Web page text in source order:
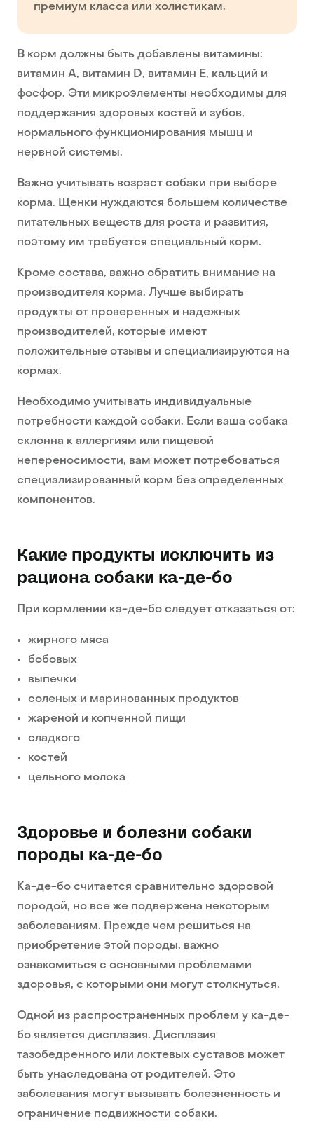
премиум класса или холистикам.
В корм должны быть добавлены витамины:
витамин А, витамин D, витамин E, кальций и
фосфор. Эти микроэлементы необходимы для
поддержания здоровых костей и зубов,
нормального функционирования мышц и
нервной системы.
Важно учитывать возраст собаки при выборе
корма. Щенки нуждаются большем количестве
питательных веществ для роста и развития,
поэтому им требуется специальный корм.
Кроме состава, важно обратить внимание на
производителя корма. Лучше выбирать
продукты от проверенных и надежных
производителей, которые имеют
положительные отзывы и специализируются на
кормах.
Необходимо учитывать индивидуальные
потребности каждой собаки. Если ваша собака
склонна к аллергиям или пищевой
непереносимости, вам может потребоваться
специализированный корм без определенных
компонентов.
Какие продукты исключить из
рациона собаки ка-де-бо
При кормлении ка-де-бо следует отказаться от:
жирного мяса
бобовых
выпечки
соленых и маринованных продуктов
жареной и копченной пищи
сладкого
костей
цельного молока
Здоровье и болезни собаки
породы ка-де-бо
Ка-де-бо считается сравнительно здоровой
породой, но все же подвержена некоторым
заболеваниям. Прежде чем решиться на
приобретение этой породы, важно
ознакомиться с основными проблемами
здоровья, с которыми они могут столкнуться.
Одной из распространенных проблем у ка-де-
бо является дисплазия. Дисплазия
тазобедренного или локтевых суставов может
быть унаследована от родителей. Это
заболевания могут вызывать болезненность и
ограничение подвижности собаки.